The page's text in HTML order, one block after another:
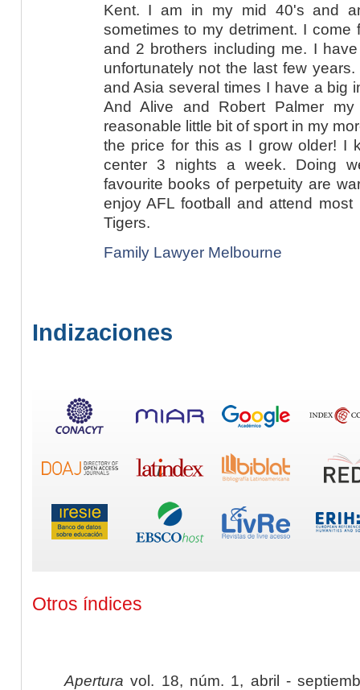
Kent. I am in my mid 40's and
sometimes to my detriment. I
and 2 brothers including me. I
unfortunately not the last few
and Asia several times I have a big
And Alive and Robert Palmer
reasonable little bit of sport in my
the price for this as I grow older! I
center 3 nights a week. Doing
favourite books of perpetuity are
enjoy AFL football and attend
Tigers.
Family Lawyer Melbourne
Indizaciones
Otros índices
Apertura vol. 18, núm. 1, abril -